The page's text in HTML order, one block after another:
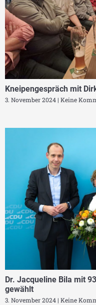
Kneipengespräch mit
3. November 2024 Keine
Dr. Jacqueline Bila mit
gewählt
3. November 2024 Keine